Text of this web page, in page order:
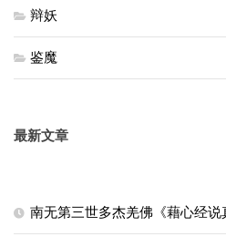
辩妖
鉴魔
最新文章
南无第三世多杰羌佛《藉心经说